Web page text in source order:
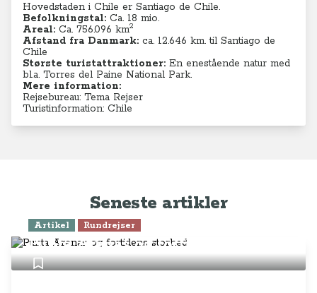
Hovedstaden i Chile er Santiago de Chile.
Befolkningstal: Ca. 18 mio.
Areal: Ca. 756.096 km2
Afstand fra Danmark: ca. 12.646 km. til Santiago de
Chile
Største turistattraktioner: En enestående natur med
bl.a. Torres del Paine National Park.
Mere information:
Rejsebureau: Tema Rejser
Turistinformation: Chile
Seneste artikler
Artikel Rundrejser
Punta Arenas og fortidens storhed